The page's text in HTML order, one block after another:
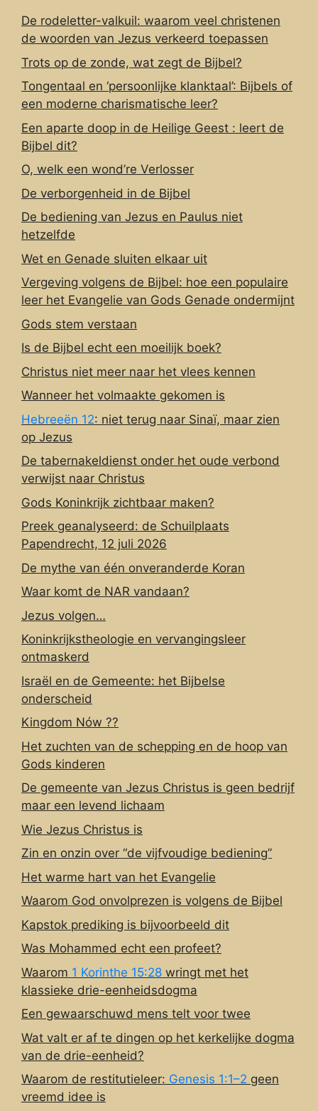
De rodeletter-valkuil: waarom veel christenen
de woorden van Jezus verkeerd toepassen
Trots op de zonde, wat zegt de Bijbel?
Tongentaal en ‘persoonlijke klanktaal’: Bijbels of
een moderne charismatische leer?
Een aparte doop in de Heilige Geest : leert de
Bijbel dit?
O, welk een wond’re Verlosser
De verborgenheid in de Bijbel
De bediening van Jezus en Paulus niet
hetzelfde
Wet en Genade sluiten elkaar uit
Vergeving volgens de Bijbel: hoe een populaire
leer het Evangelie van Gods Genade ondermijnt
Gods stem verstaan
Is de Bijbel echt een moeilijk boek?
Christus niet meer naar het vlees kennen
Wanneer het volmaakte gekomen is
Hebreeën 12: niet terug naar Sinaï, maar zien
op Jezus
De tabernakeldienst onder het oude verbond
verwijst naar Christus
Gods Koninkrijk zichtbaar maken?
Preek geanalyseerd: de Schuilplaats
Papendrecht, 12 juli 2026
De mythe van één onveranderde Koran
Waar komt de NAR vandaan?
Jezus volgen…
Koninkrijkstheologie en vervangingsleer
ontmaskerd
Israël en de Gemeente: het Bijbelse
onderscheid
Kingdom Nów ??
Het zuchten van de schepping en de hoop van
Gods kinderen
De gemeente van Jezus Christus is geen bedrijf
maar een levend lichaam
Wie Jezus Christus is
Zin en onzin over “de vijfvoudige bediening”
Het warme hart van het Evangelie
Waarom God onvolprezen is volgens de Bijbel
Kapstok prediking is bijvoorbeeld dit
Was Mohammed echt een profeet?
Waarom 1 Korinthe 15:28 wringt met het
klassieke drie-eenheidsdogma
Een gewaarschuwd mens telt voor twee
Wat valt er af te dingen op het kerkelijke dogma
van de drie-eenheid?
Waarom de restitutieleer: Genesis 1:1–2 geen
vreemd idee is